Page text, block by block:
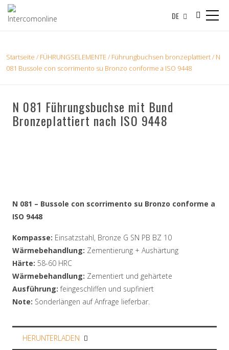
DE
Startseite / FÜHRUNGSELEMENTE/ Führungbuchsen bronzeplattiert/ N
081 Bussole con scorrimento su Bronzo conforme a ISO 9448
N 081 Führungsbuchse mit Bund
Bronzeplattiert nach ISO 9448
N 081 – Bussole con scorrimento su Bronzo conforme a
ISO 9448
Kompasse: Einsatzstahl, Bronze G SN PB BZ 10
Wärmebehandlung: Zementierung + Aushärtung
Härte: 58-60 HRC
Wärmebehandlung: Zementiert und gehärtete
Ausführung: feingeschliffen und supfiniert
Note: Sonderlängen auf Anfrage lieferbar.
HERUNTERLADEN